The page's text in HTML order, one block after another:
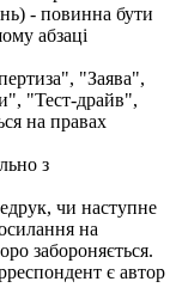
- повинна бути
абзаці
"Заява",
"Тест-драйв",
на правах
з
чи наступне
на
забороняється.
є автор